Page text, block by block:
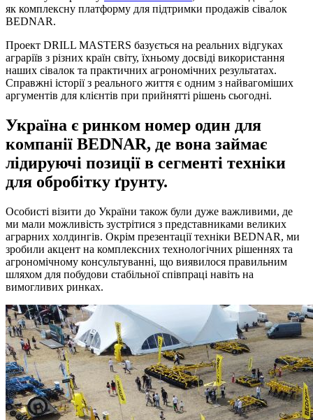
як комплексну платформу для підтримки продажів сівалок
BEDNAR.
Проект DRILL MASTERS базується на реальних відгуках
аграріїв з різних країн світу, їхньому досвіді використання
наших сівалок та практичних агрономічних результатах.
Справжні історії з реального життя є одним з найвагоміших
аргументів для клієнтів при прийнятті рішень сьогодні.
Україна є ринком номер один для
компанії BEDNAR, де вона займає
лідируючі позиції в сегменті техніки
для обробітку ґрунту.
Особисті візити до України також були дуже важливими, де
ми мали можливість зустрітися з представниками великих
аграрних холдингів. Окрім презентації техніки BEDNAR, ми
зробили акцент на комплексних технологічних рішеннях та
агрономічному консультуванні, що виявилося правильним
шляхом для побудови стабільної співпраці навіть на
вимогливих ринках.